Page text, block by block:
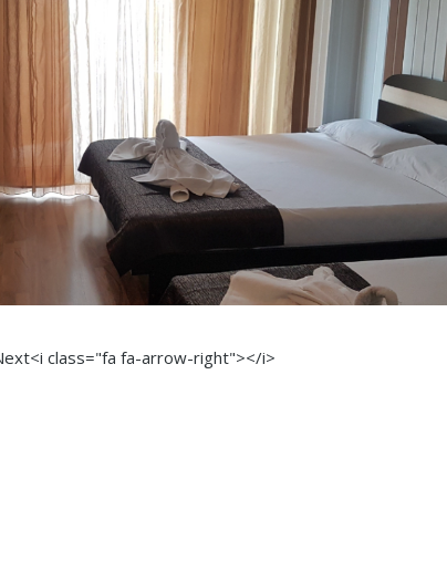
class="fa fa-arrow-right"></i>